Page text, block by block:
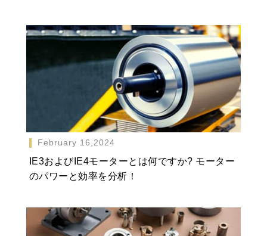
February 16,2024
IE3およびIE4モーターとは何ですか? モーター
のパワーと効率を分析！